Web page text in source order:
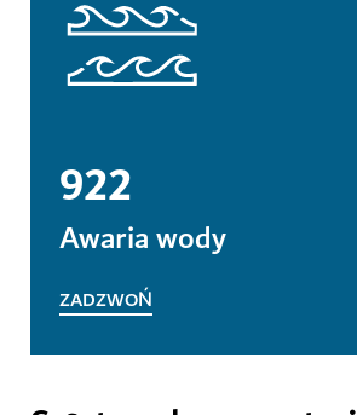
922
Awaria wody
ZADZWOŃ